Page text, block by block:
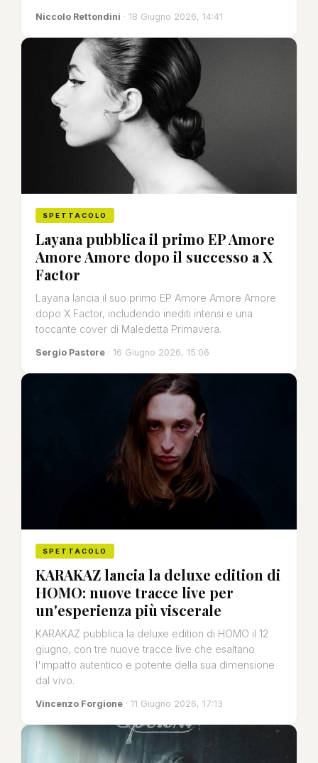
Niccolo Rettondini · 18 Giugno 2026, 14:41
SPETTACOLO
Layana pubblica il primo EP Amore
Amore Amore dopo il successo a X
Factor
Layana lancia il suo primo EP Amore Amore Amore
dopo X Factor, includendo inediti intensi e una
toccante cover di Maledetta Primavera.
Sergio Pastore · 16 Giugno 2026, 15:06
SPETTACOLO
KARAKAZ lancia la deluxe edition di
HOMO: nuove tracce live per
un'esperienza più viscerale
KARAKAZ pubblica la deluxe edition di HOMO il 12
giugno, con tre nuove tracce live che esaltano
l'impatto autentico e potente della sua dimensione
dal vivo.
Vincenzo Forgione · 11 Giugno 2026, 17:13